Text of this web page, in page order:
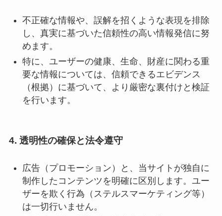
不正確な情報や、誤解を招くような表現を排除
し、真実に基づいた信頼性の高い情報発信に努
めます。
特に、ユーザーの健康、生命、財産に関わる重
要な情報については、信頼できるエビデンス
（根拠）に基づいて、より厳密な裏付けと検証
を行います。
4. 透明性の確保と法令遵守
広告（プロモーション）と、当サイトが独自に
制作したコンテンツを明確に区別します。ユー
ザーを欺く行為（ステルスマーケティング等）
は一切行いません。